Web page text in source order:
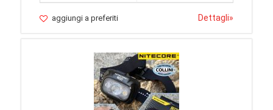
aggiungi a preferiti Dettagli»